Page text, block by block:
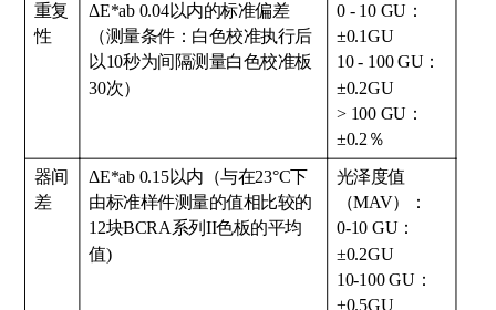
重复
性
ΔE*ab 0.04以内的标准偏差
（测量条件：白色校准执行后
以10秒为间隔测量白色校准板
30次）
0 - 10 GU：
±0.1GU
10 - 100 GU：
±0.2GU
> 100 GU：
±0.2％
器间
差
ΔE*ab 0.15以内（与在23°C下
由标准样件测量的值相比较的
12块BCRA系列II色板的平均
值)
光泽度值
（MAV）：
0-10 GU：
±0.2GU
10-100 GU：
±0.5GU